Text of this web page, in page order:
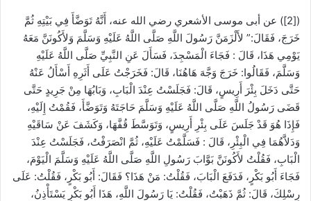
([2]) عن أبى موسى الأشعري رضي الله عنه، أَنَّهُ تَوَضَّأَ فِي بَيْتِهِ ثُمَّ
خَرَجَ، فَقَالَ:” لأَلْزَمَنَّ رَسُولَ اللَّهِ صَلَّى اللَّهُ عَلَيْهِ وَسَلَّمَ وَلأَكُونَنَّ مَعَهُ
يَوْمِي هَذَا، قَالَ : فَجَاءَ الْمَسْجِدَ، فَسَأَلَ عَنِ النَّبِيِّ صَلَّى اللَّهُ عَلَيْهِ
وَسَلَّمَ، فَقَالُوا: خَرَجَ وَجَّهَ هَاهُنَا، قَالَ: فَخَرَجْتُ عَلَى أَثَرِهِ أَسْأَلُ عَنْهُ
حَتَّى دَخَلَ بِئْرَ أَرِيسٍ، قَالَ: فَجَلَسْتُ عِنْدَ الْبَابِ، وَبَابُهَا مِنْ جَرِيدٍ حَتَّى
قَضَى رَسُولُ اللَّهِ صَلَّى اللَّهُ عَلَيْهِ وَسَلَّمَ حَاجَتَهُ وَتَوَضَّأَ، فَقُمْتُ إِلَيْهِ،
فَإِذَا هُوَ قَدْ جَلَسَ عَلَى بِئْرِ أَرِيسٍ، وَتَوَسَّطَ قُفَّهَا، وَكَشَفَ عَنْ سَاقَيْهِ
وَدَلاَّهُمَا فِي الْبِئْرِ، قَالَ : فَسَلَّمْتُ عَلَيْهِ، ثُمَّ انْصَرَفْتُ، فَجَلَسْتُ عِنْدَ
الْبَابِ، فَقُلْتُ لأَكُونَنَّ بَوَّابَ رَسُولِ اللَّهِ صَلَّى اللَّهُ عَلَيْهِ وَسَلَّمَ الْيَوْمَ،
فَجَاءَ أَبُو بَكْرٍ، فَدَفَعَ الْبَابَ، فَقُلْتُ: مَنْ هَذَا؟ فَقَالَ: أَبُو بَكْرٍ، فَقُلْتُ: عَلَى
رِسْلِكَ، قَالَ: ثُمَّ ذَهَبْتُ، فَقُلْتُ: يَا رَسُولَ اللَّهِ، هَذَا أَبُو بَكْرٍ يَسْتَأْذِنُ،